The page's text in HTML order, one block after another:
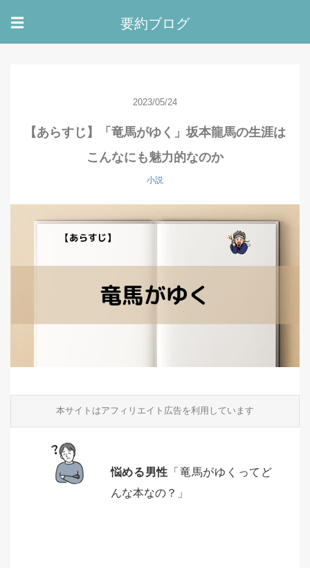
☰ 要約ブログ
2023/05/24
【あらすじ】「竜馬がゆく」坂本龍馬の生涯は
こんなにも魅力的なのか
小説
本サイトはアフィリエイト広告を利用しています
悩める男性 「竜馬がゆくってど
んな本なの？」